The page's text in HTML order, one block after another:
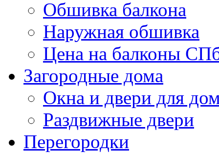
Обшивка балкона
Наружная обшивка
Цена на балконы
Загородные дома
Окна и двери для
Раздвижные двери
Перегородки